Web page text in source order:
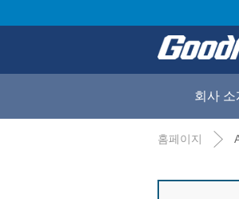
회사 소
홈페이지